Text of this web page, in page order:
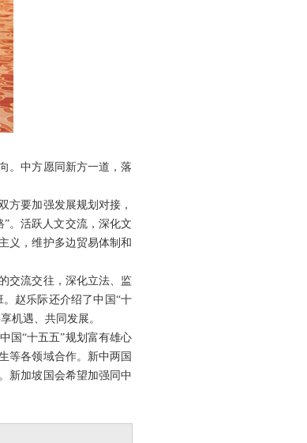
。中方愿同新方一道，落
方要加强发展规划对接，
。活跃人文交流，深化文
义，维护多边贸易体制和
交流交往，深化立法、监
赵乐际还介绍了中国“十
机遇、共同发展。
国“十五五”规划富有雄心
等各领域合作。新中两国
新加坡国会希望加强同中